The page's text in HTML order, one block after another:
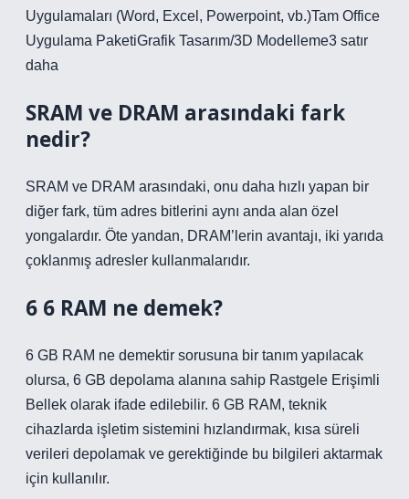
Uygulamaları (Word, Excel, Powerpoint, vb.)Tam Office
Uygulama PaketiGrafik Tasarım/3D Modelleme3 satır
daha
SRAM ve DRAM arasındaki fark
nedir?
SRAM ve DRAM arasındaki, onu daha hızlı yapan bir
diğer fark, tüm adres bitlerini aynı anda alan özel
yongalardır. Öte yandan, DRAM’lerin avantajı, iki yarıda
çoklanmış adresler kullanmalarıdır.
6 6 RAM ne demek?
6 GB RAM ne demektir sorusuna bir tanım yapılacak
olursa, 6 GB depolama alanına sahip Rastgele Erişimli
Bellek olarak ifade edilebilir. 6 GB RAM, teknik
cihazlarda işletim sistemini hızlandırmak, kısa süreli
verileri depolamak ve gerektiğinde bu bilgileri aktarmak
için kullanılır.